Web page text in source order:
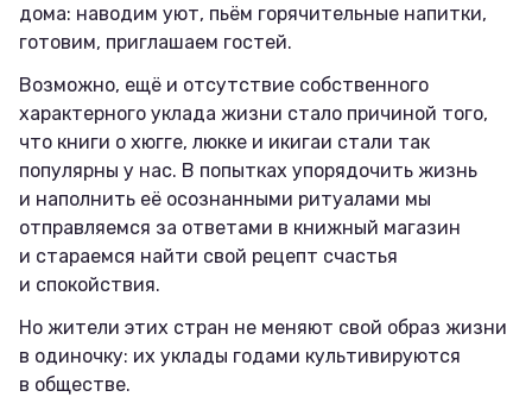
дома: наводим уют, пьём горячительные напитки,
готовим, приглашаем гостей.
Возможно, ещё и отсутствие собственного
характерного уклада жизни стало причиной того,
что книги о хюгге, люкке и икигаи стали так
популярны у нас. В попытках упорядочить жизнь
и наполнить её осознанными ритуалами мы
отправляемся за ответами в книжный магазин
и стараемся найти свой рецепт счастья
и спокойствия.
Но жители этих стран не меняют свой образ жизни
в одиночку: их уклады годами культивируются
в обществе.